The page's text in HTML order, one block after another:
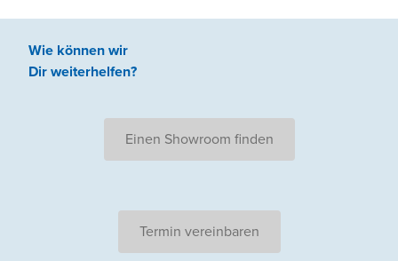
Wie können wir
Dir weiterhelfen?
Einen Showroom finden
Termin vereinbaren